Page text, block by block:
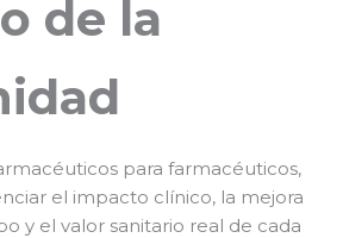
de la
para farmacéuticos,
el impacto clínico, la mejora
y el valor sanitario real de cada